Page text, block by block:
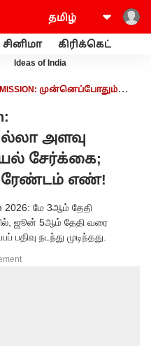
சினிமா கிரிக்கெட்
Ideas of India
முன்னெப்போதும்
அளவு
சேர்க்கை;
ரேண்டம் எண்!
2026: மே 3ஆம் தேதி
ஜூன் 5ஆம் தேதி வரை
நடந்து முடிந்தது.